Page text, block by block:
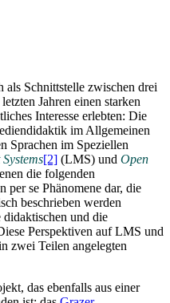
als Schnittstelle zwischen drei
Jahren einen starken
Interesse erlebten: Die
im Allgemeinen
Sprachen im Speziellen
[2] (LMS) und Open
die folgenden
per se Phänomene dar, die
beschrieben werden
und die
Perspektiven auf LMS und
zwei Teilen angelegten
das ebenfalls aus einer